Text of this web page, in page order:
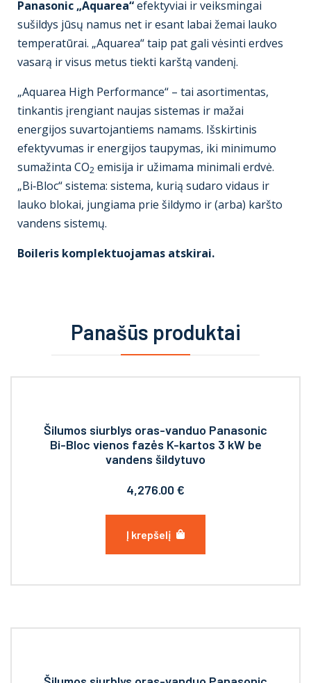
Panasonic „Aquarea“efektyviai ir veiksmingai
sušildys jūsų namus net ir esant labai žemai lauko
temperatūrai. „Aquarea“ taip pat gali vėsinti erdves
vasarą ir visus metus tiekti karštą vandenį.
„Aquarea High Performance“ – tai asortimentas,
tinkantis įrengiant naujas sistemas ir mažai
energijos suvartojantiems namams. Išskirtinis
efektyvumas ir energijos taupymas, iki minimumo
sumažinta CO2 emisija ir užimama minimali erdvė.
„Bi‑Bloc“ sistema: sistema, kurią sudaro vidaus ir
lauko blokai, jungiama prie šildymo ir (arba) karšto
vandens sistemų.
Boileris komplektuojamas atskirai.
Panašūs produktai
Šilumos siurblys oras-vanduo Panasonic
Bi-Bloc vienos fazės K-kartos 3 kW be
vandens šildytuvo
4,276.00€
Į krepšelį